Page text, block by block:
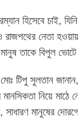
হিসেবে চাই,
নেতা
তাকে বিপুল
মোঃ টিপু সুলতান
মানসিকতা নিয়ে
মানুষের